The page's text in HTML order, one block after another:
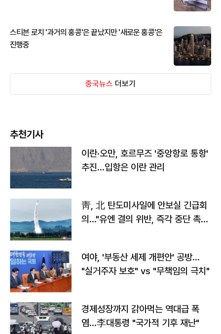
스티븐 로치 '과거의 홍콩'은 끝났지만 '새로운 홍콩'은
진행중
중국뉴스 더보기
추천기사
이란·오만, 호르무즈 '중앙항로 통항'
추진…입항은 이란 관리
靑, 北 탄도미사일에 안보실 긴급회
의…"유엔 결의 위반, 즉각 중단 촉
여야, '부동산 세제 개편안' 공방…
"실거주자 보호" vs "무책임의 극치"
경제성장까지 갉아먹는 역대급 폭
염…李대통령 "국가적 기후 재난"